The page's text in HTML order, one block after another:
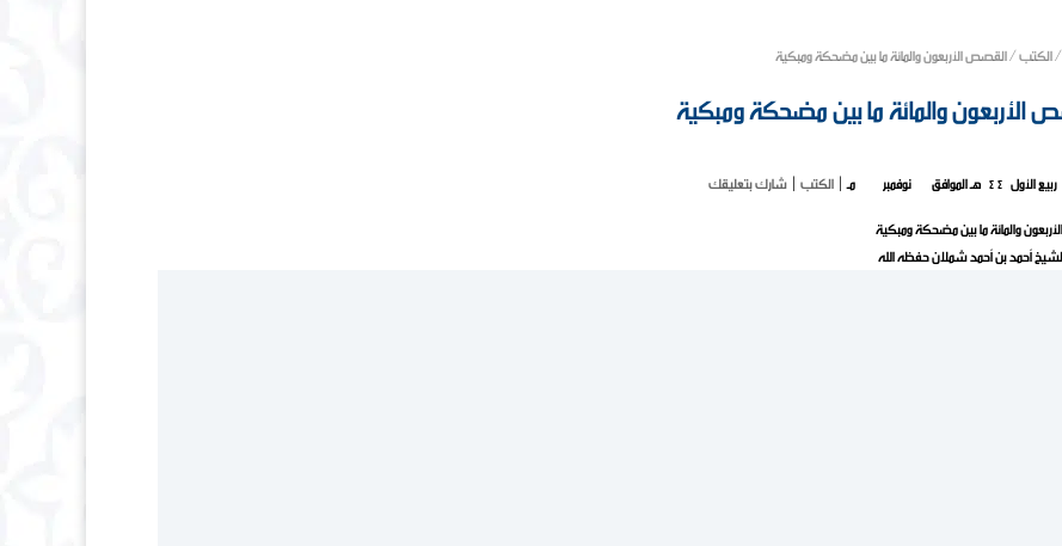
/الكتب/القصص الأربعون والمائة ما بين مضحكة ومبكية
الأربعون والمائة ما بين مضحكة ومبكية
الكتب | شارك بتعليقك
والمائة ما بين مضحكة ومبكية
أحمد بن أحمد شملان حفظه الله